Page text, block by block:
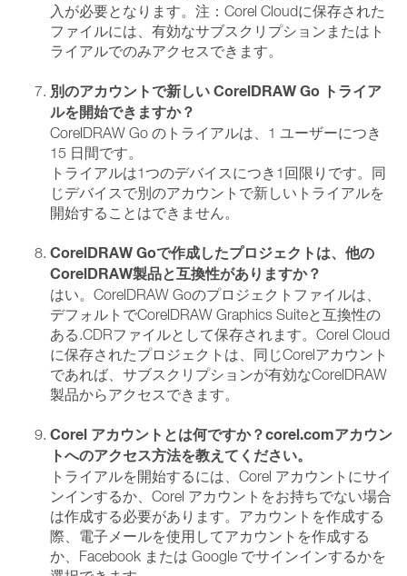
入が必要となります。注：Corel Cloudに保存された
ファイルには、有効なサブスクリプションまたはト
ライアルでのみアクセスできます。
別のアカウントで新しい CorelDRAW Go トライア
ルを開始できますか？
CorelDRAW Go のトライアルは、1 ユーザーにつき
15 日間です。
トライアルは1つのデバイスにつき1回限りです。同
じデバイスで別のアカウントで新しいトライアルを
開始することはできません。
CorelDRAW Goで作成したプロジェクトは、他の
CorelDRAW製品と互換性がありますか？
はい。CorelDRAW Goのプロジェクトファイルは、
デフォルトでCorelDRAW Graphics Suiteと互換性の
ある.CDRファイルとして保存されます。Corel Cloud
に保存されたプロジェクトは、同じCorelアカウント
であれば、サブスクリプションが有効なCorelDRAW
製品からアクセスできます。
Corel アカウントとは何ですか？corel.comアカウン
トへのアクセス方法を教えてください。
トライアルを開始するには、Corel アカウントにサイ
ンインするか、Corel アカウントをお持ちでない場合
は作成する必要があります。アカウントを作成する
際、電子メールを使用してアカウントを作成する
か、Facebook または Google でサインインするかを